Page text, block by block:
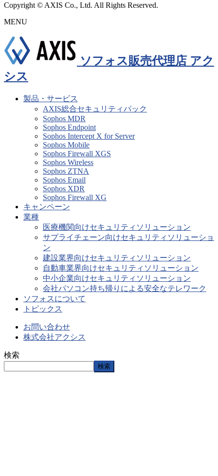
Copyright © AXIS Co., Ltd. All Rights Reserved.
MENU
ソフォス販売代理店 アク
シス
製品・サービス
AXIS総合セキュリティパック
Sophos MDR
Sophos Endpoint
Sophos Intercept X for Server
Sophos Mobile
Sophos Firewall XGS
Sophos Wireless
Sophos ZTNA
Sophos Email
Sophos XDR
Sophos Firewall XG
キャンペーン
業種
医療機関向けセキュリティソリューション
サプライチェーン向けセキュリティソリューショ
ン
建設業界向けセキュリティソリューション
自動車業界向けセキュリティソリューション
中小企業向けセキュリティソリューション
会社パソコン持ち帰りによる安全なテレワーク
ソフォスについて
トピックス
お問い合わせ
株式会社アクシス
検索
検索